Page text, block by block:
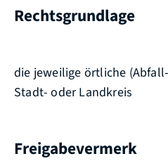
Rechtsgrundlage
die jeweilige örtliche
Stadt- oder Landkreis
Freigabevermerk